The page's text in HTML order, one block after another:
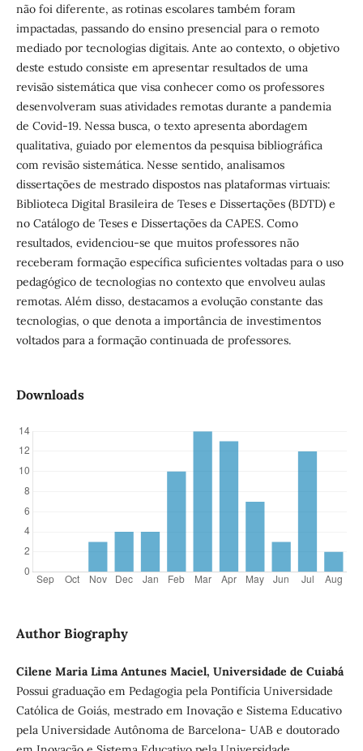
não foi diferente, as rotinas escolares também foram
impactadas, passando do ensino presencial para o remoto
mediado por tecnologias digitais. Ante ao contexto, o objetivo
deste estudo consiste em apresentar resultados de uma
revisão sistemática que visa conhecer como os professores
desenvolveram suas atividades remotas durante a pandemia
de Covid-19. Nessa busca, o texto apresenta abordagem
qualitativa, guiado por elementos da pesquisa bibliográfica
com revisão sistemática. Nesse sentido, analisamos
dissertações de mestrado dispostos nas plataformas virtuais:
Biblioteca Digital Brasileira de Teses e Dissertações (BDTD) e
no Catálogo de Teses e Dissertações da CAPES. Como
resultados, evidenciou-se que muitos professores não
receberam formação específica suficientes voltadas para o uso
pedagógico de tecnologias no contexto que envolveu aulas
remotas. Além disso, destacamos a evolução constante das
tecnologias, o que denota a importância de investimentos
voltados para a formação continuada de professores.
Downloads
Author Biography
Cilene Maria Lima Antunes Maciel, Universidade de Cuiabá
Possui graduação em Pedagogia pela Pontifícia Universidade
Católica de Goiás, mestrado em Inovação e Sistema Educativo
pela Universidade Autônoma de Barcelona- UAB e doutorado